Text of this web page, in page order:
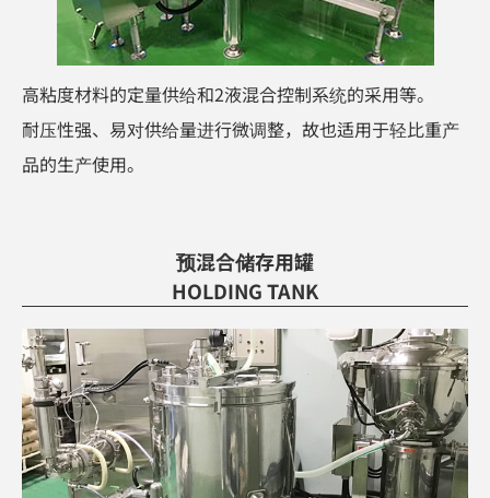
高粘度材料的定量供给和2液混合控制系统的采用等。
耐压性强、易对供给量进行微调整，故也适用于轻比重产
品的生产使用。
预混合储存用罐
HOLDING TANK